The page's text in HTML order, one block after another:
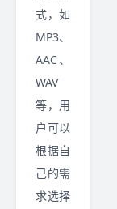
式，如
MP3、
AAC、
WAV
等，用
户可以
根据自
己的需
求选择